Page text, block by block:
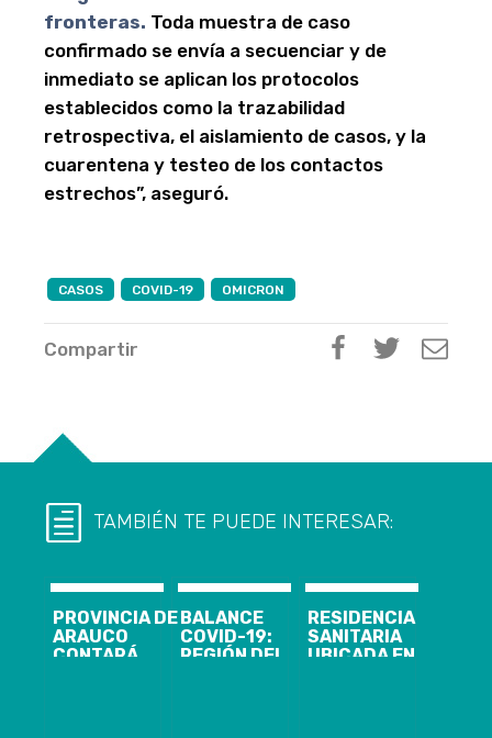
fronteras. Toda muestra de caso
confirmado se envía a secuenciar y de
inmediato se aplican los protocolos
establecidos como la trazabilidad
retrospectiva, el aislamiento de casos, y la
cuarentena y testeo de los contactos
estrechos”, aseguró.
CASOS COVID-19 OMICRON
Compartir
TAMBIÉN TE PUEDE INTERESAR:
PROVINCIA DE
ARAUCO
CONTARÁ
BALANCE
COVID-19:
REGIÓN DEL
RESIDENCIA
SANITARIA
UBICADA EN